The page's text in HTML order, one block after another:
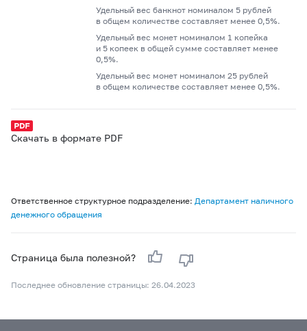
Удельный вес банкнот номиналом 5 рублей
в общем количестве составляет менее 0,5%.
Удельный вес монет номиналом 1 копейка
и 5 копеек в общей сумме составляет менее
0,5%.
Удельный вес монет номиналом 25 рублей
в общем количестве составляет менее 0,5%.
Скачать в формате PDF
Ответственное структурное подразделение: Департамент наличного
денежного обращения
Страница была полезной?
Последнее обновление страницы: 26.04.2023